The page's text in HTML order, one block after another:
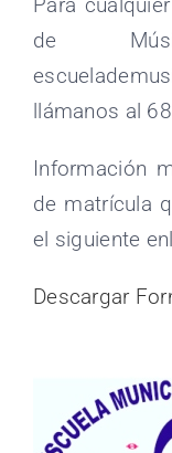
de
llámanos al
Información
de matrícula
el siguiente
Descargar